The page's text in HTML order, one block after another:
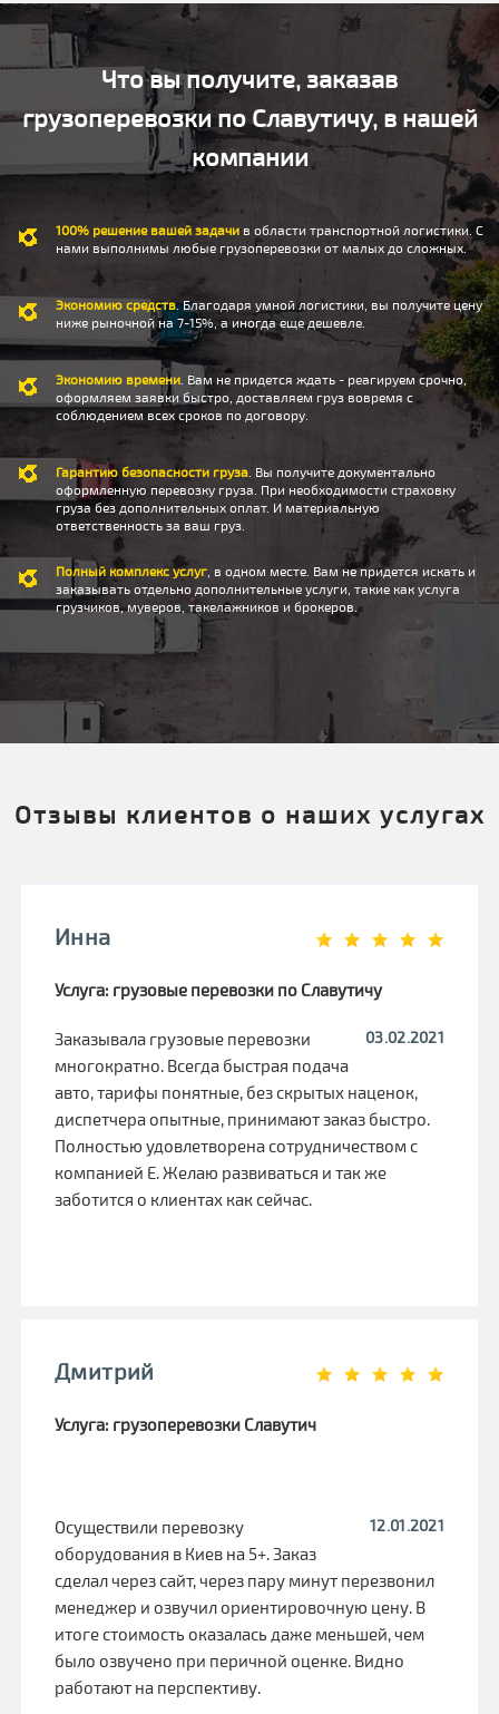
Что вы получите, заказав
грузоперевозки по Славутичу, в нашей
компании
100% решение вашей задачи в области транспортной логистики. С
нами выполнимы любые грузоперевозки от малых до сложных.
Экономию средств. Благодаря умной логистики, вы получите цену
ниже рыночной на 7-15%, а иногда еще дешевле.
Экономию времени . Вам не придется ждать - реагируем срочно,
оформляем заявки быстро, доставляем груз вовремя с
соблюдением всех сроков по договору.
Гарантию безопасности груза . Вы получите документально
оформленную перевозку груза. При необходимости страховку
груза без дополнительных оплат. И материальную
ответственность за ваш груз.
Полный комплекс услуг , в одном месте. Вам не придется искать и
заказывать отдельно дополнительные услуги, такие как услуга
грузчиков, муверов, такелажников и брокеров.
Отзывы клиентов о наших услугах
Инна
Услуга: грузовые перевозки по Славутичу
03.02.2021
Заказывала грузовые перевозки
многократно. Всегда быстрая подача
авто, тарифы понятные, без скрытых наценок,
диспетчера опытные, принимают заказ быстро.
Полностью удовлетворена сотрудничеством с
компанией Е. Желаю развиваться и так же
заботится о клиентах как сейчас.
Дмитрий
Услуга: грузоперевозки Славутич
12.01.2021
Осуществили перевозку
оборудования в Киев на 5+. Заказ
сделал через сайт, через пару минут перезвонил
менеджер и озвучил ориентировочную цену. В
итоге стоимость оказалась даже меньшей, чем
было озвучено при перичной оценке. Видно
работают на перспективу.